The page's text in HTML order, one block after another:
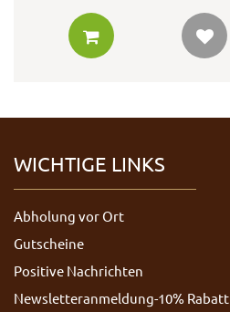
WICHTIGE LINKS
Abholung vor Ort
Gutscheine
Positive Nachrichten
Newsletteranmeldung-10% Rabatt